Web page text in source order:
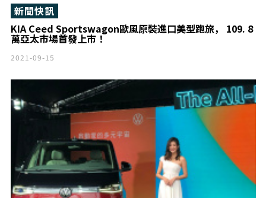
KIA Ceed Sportswagon歐風原裝進口美型跑旅， 109. 8
萬亞太市場首發上市！
新聞快訊
2021-09-15